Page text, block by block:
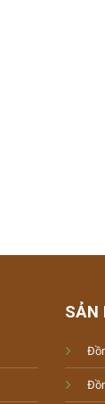
SẢN